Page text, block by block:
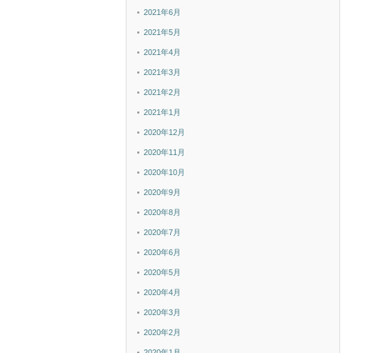
2021年6月
2021年5月
2021年4月
2021年3月
2021年2月
2021年1月
2020年12月
2020年11月
2020年10月
2020年9月
2020年8月
2020年7月
2020年6月
2020年5月
2020年4月
2020年3月
2020年2月